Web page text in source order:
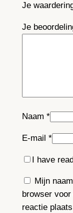
Je
Je
Naam *
E-mail *
I have
Mijn
browser
reactie